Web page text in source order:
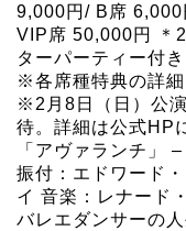
9,000円/ B席 6,000
VIP席 50,000円 ＊
ターパーティー付き
※各席種特典の詳細
※2月8日（日）公
待。詳細は公式HP
「アヴァランチ」
振付：エドワード
イ 音楽：レナード
バレエダンサーの